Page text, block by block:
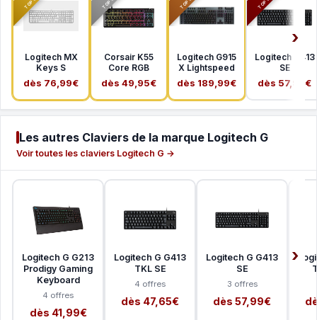
Logitech MX
Keys S
dès 76,99€
Corsair K55
Core RGB
dès 49,95€
Logitech G915
X Lightspeed
dès 189,99€
Logitech G413
SE
dès 57,99€
Les autres Claviers de la marque Logitech G
Voir toutes les claviers Logitech G →
Logitech G G213
Prodigy Gaming
Keyboard
4 offres
dès 41,99€
Logitech G G413
TKL SE
4 offres
dès 47,65€
Logitech G G413
SE
3 offres
dès 57,99€